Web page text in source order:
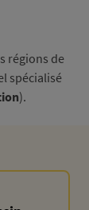
régions de
spécialisé
).